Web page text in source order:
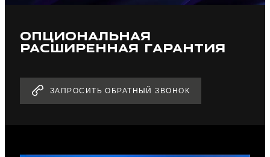
ОПЦИОНАЛЬНАЯ
РАСШИРЕННАЯ ГАРАНТИЯ
ЗАПРОСИТЬ ОБРАТНЫЙ ЗВОНОК